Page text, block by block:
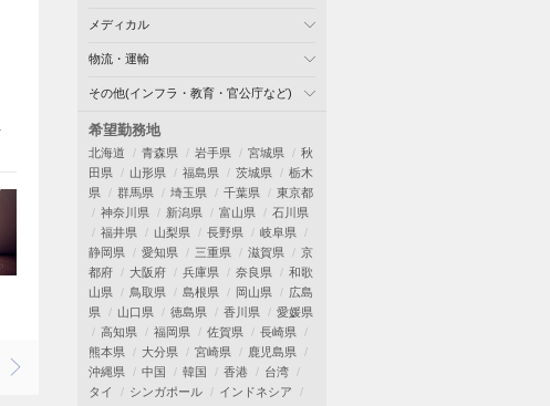
メディカル
物流・運輸
その他(インフラ・教育・官公庁など)
希望勤務地
北海道 青森県 岩手県 宮城県
秋
田県
山形県 福島県 茨城県
栃木
県
群馬県 埼玉県 千葉県
東京都
神奈川県
新潟県 富山県
石川県
福井県
山梨県 長野県
岐阜県
静岡県
愛知県 三重県 滋賀県
京
都府
大阪府 兵庫県 奈良県
和歌
山県
鳥取県 島根県 岡山県
広島
県
山口県 徳島県 香川県
愛媛県
高知県
福岡県 佐賀県
長崎県
熊本県
大分県 宮崎県
鹿児島県
沖縄県
中国 韓国 香港
台湾
タイ
シンガポール
インドネシア